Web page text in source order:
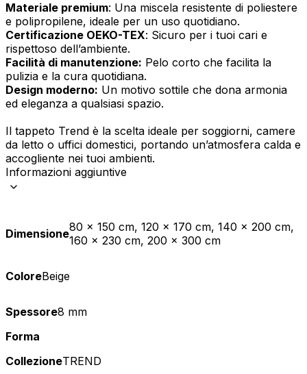
Materiale premium: Una miscela resistente di poliestere
e polipropilene, ideale per un uso quotidiano.
Certificazione OEKO-TEX: Sicuro per i tuoi cari e
rispettoso dell’ambiente.
Facilità di manutenzione: Pelo corto che facilita la
pulizia e la cura quotidiana.
Design moderno: Un motivo sottile che dona armonia
ed eleganza a qualsiasi spazio.
Il tappeto Trend è la scelta ideale per soggiorni, camere
da letto o uffici domestici, portando un’atmosfera calda e
accogliente nei tuoi ambienti.
Informazioni aggiuntive
Dimensione80 x 150 cm, 120 x 170 cm, 140 x 200 cm,
160 x 230 cm, 200 x 300 cm
ColoreBeige
Spessore8 mm
Forma
CollezioneTREND